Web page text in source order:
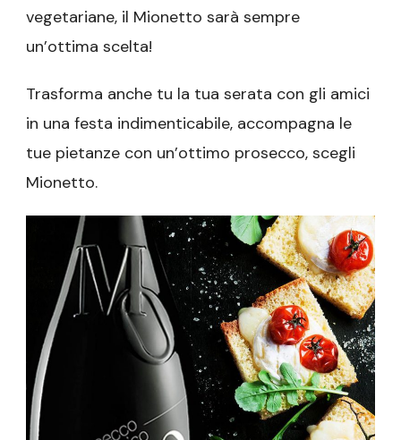
vegetariane, il Mionetto sarà sempre
un’ottima scelta!
Trasforma anche tu la tua serata con gli amici
in una festa indimenticabile, accompagna le
tue pietanze con un’ottimo prosecco, scegli
Mionetto.